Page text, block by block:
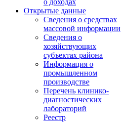
о доходах
Открытые данные
Сведения о средствах
массовой информации
Сведения о
хозяйствующих
субъектах района
Информация о
промышленном
производстве
Перечень клинико-
диагностических
лабораторий
Реестр